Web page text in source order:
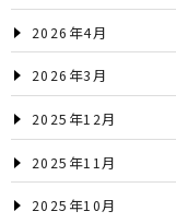
2026年4月
2026年3月
2025年12月
2025年11月
2025年10月